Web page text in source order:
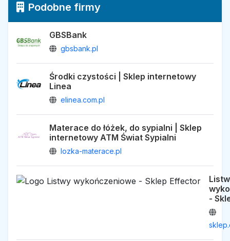
Podobne firmy
GBSBank
gbsbank.pl
Środki czystości | Sklep internetowy
Linea
elinea.com.pl
Materace do łóżek, do sypialni | Sklep
internetowy ATM Świat Sypialni
lozka-materace.pl
-